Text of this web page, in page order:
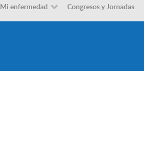
Mi enfermedad Congresos y Jornadas